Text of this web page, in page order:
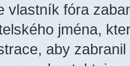
vlastník fóra
jména,
aby